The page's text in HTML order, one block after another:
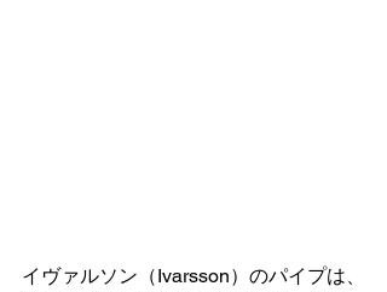
イヴァルソン（Ivarsson）のパイプは、